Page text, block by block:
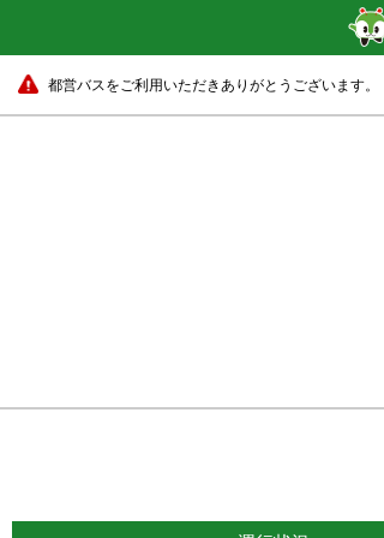
都営バスをご利用いただきありがとうございます。